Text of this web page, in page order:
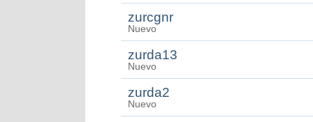
zurcgnr
Nuevo
zurda13
Nuevo
zurda2
Nuevo